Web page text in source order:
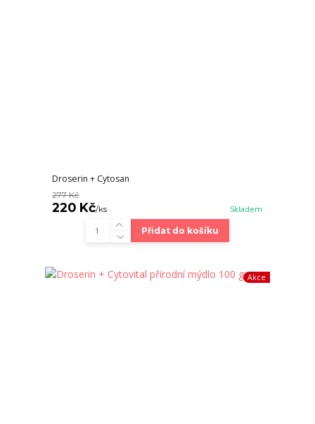
Droserin + Cytosan
277 Kč
220 Kč/ks Skladem
Přidat do košíku
Akce